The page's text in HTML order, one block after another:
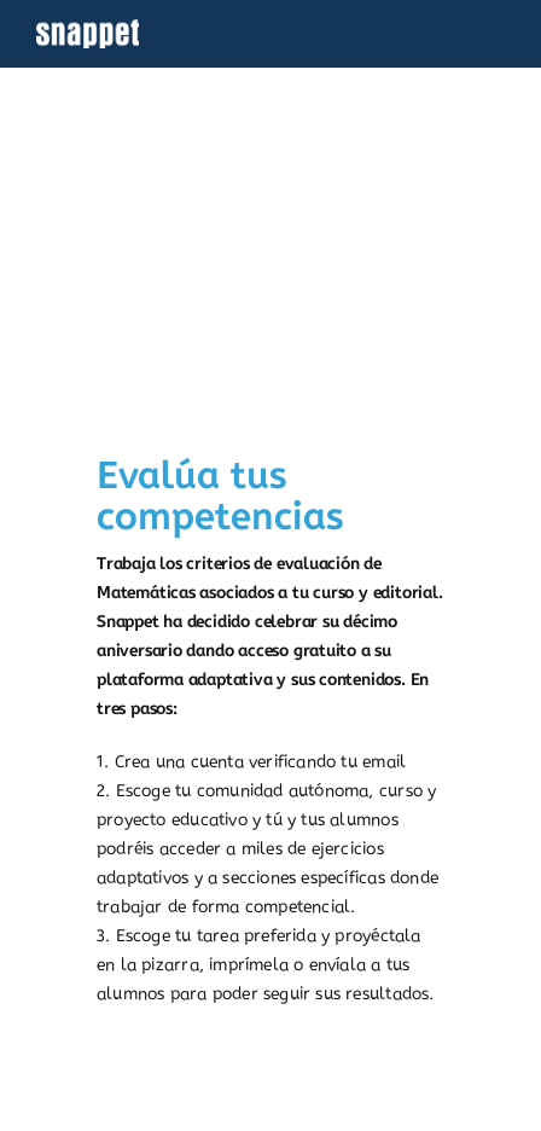
contenido
Evalúa tus
competencias
Trabaja los criterios de evaluación de
Matemáticas asociados a tu curso y editorial.
Snappet ha decidido celebrar su décimo
aniversario dando acceso gratuito a su
plataforma adaptativa y sus contenidos. En
tres pasos:
1. Crea una cuenta verificando tu email
2. Escoge tu comunidad autónoma, curso y
proyecto educativo y tú y tus alumnos
podréis acceder a miles de ejercicios
adaptativos y a secciones específicas donde
trabajar de forma competencial.
3. Escoge tu tarea preferida y proyéctala
en la pizarra, imprímela o envíala a tus
alumnos para poder seguir sus resultados.